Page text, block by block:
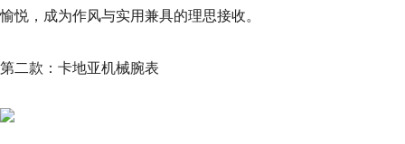
愉悦，成为作风与实用兼具的理思接收。
第二款：卡地亚机械腕表